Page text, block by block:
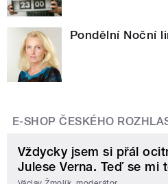
Pondělní Noční
E-SHOP ČESKÉHO
Vždycky jsem si přál
Julese Verna. Teď se mi